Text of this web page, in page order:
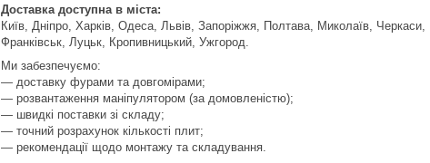
Доставка доступна в міста:
Київ, Дніпро, Харків, Одеса, Львів, Запоріжжя, Полтава, Миколаїв,
Франківськ, Луцьк, Кропивницький, Ужгород.
Ми забезпечуємо:
— доставку фурами та довгомірами;
— розвантаження маніпулятором (за домовленістю);
— швидкі поставки зі складу;
— точний розрахунок кількості плит;
— рекомендації щодо монтажу та складування.